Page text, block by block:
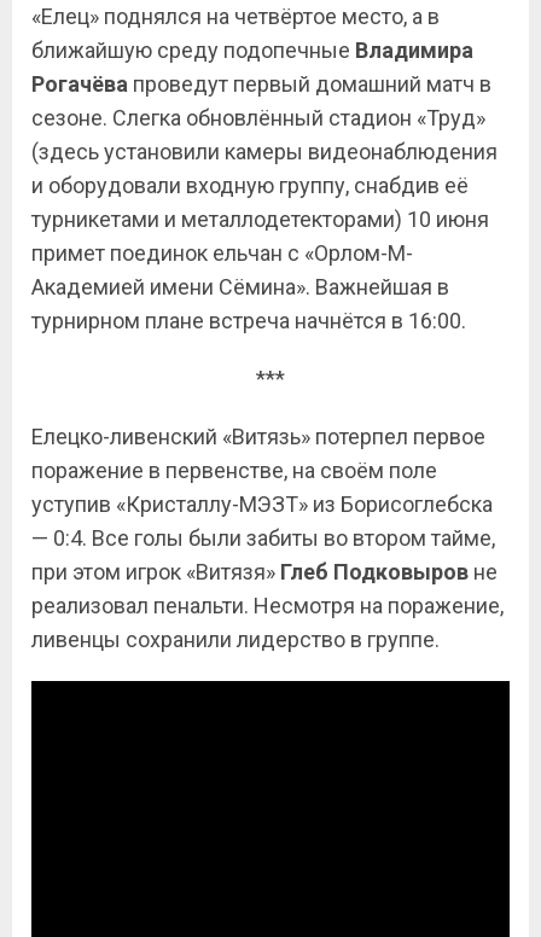
«Елец» поднялся на четвёртое место, а в
ближайшую среду подопечные Владимира
Рогачёва проведут первый домашний матч в
сезоне. Слегка обновлённый стадион «Труд»
(здесь установили камеры видеонаблюдения
и оборудовали входную группу, снабдив её
турникетами и металлодетекторами) 10 июня
примет поединок ельчан с «Орлом-М-
Академией имени Сёмина». Важнейшая в
турнирном плане встреча начнётся в 16:00.
***
Елецко-ливенский «Витязь» потерпел первое
поражение в первенстве, на своём поле
уступив «Кристаллу-МЭЗТ» из Борисоглебска
— 0:4. Все голы были забиты во втором тайме,
при этом игрок «Витязя» Глеб Подковыров не
реализовал пенальти. Несмотря на поражение,
ливенцы сохранили лидерство в группе.